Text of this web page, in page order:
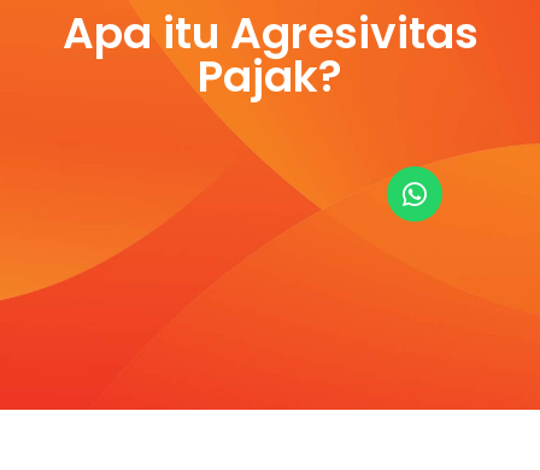
Apa itu Agresivitas
Pajak?